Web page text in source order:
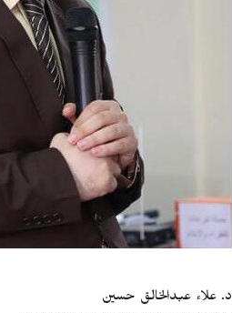
د. علاء عبدالخالق حسين